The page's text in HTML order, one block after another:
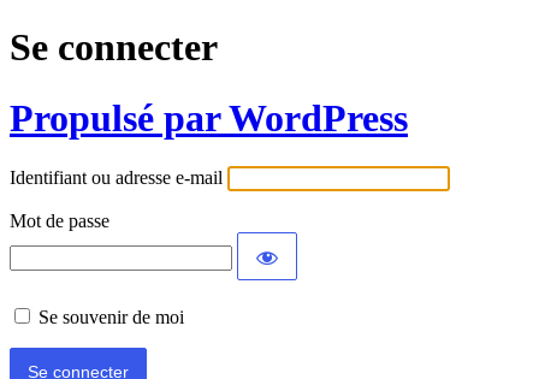
Se connecter
Propulsé par WordPress
Identifiant ou adresse e-mail
Mot de passe
Se souvenir de moi